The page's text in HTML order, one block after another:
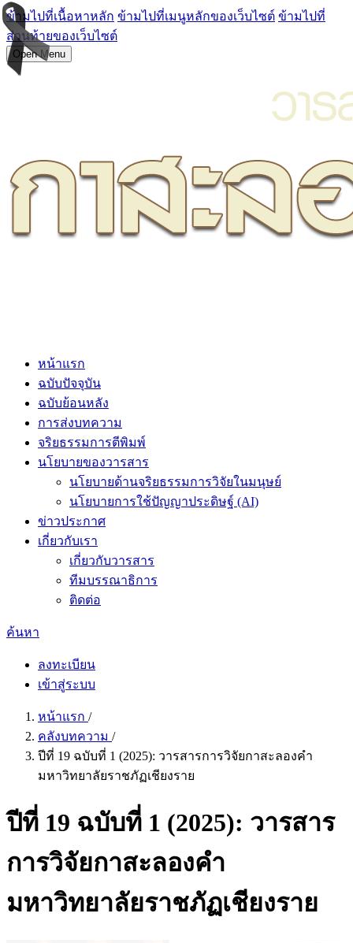
ข้ามไปที่เนื้อหาหลัก ข้ามไปที่เมนูหลักของเว็บไซต์ ข้ามไปที่
ส่วนท้ายของเว็บไซต์
Open Menu
หน้าแรก
ฉบับปัจจุบัน
ฉบับย้อนหลัง
การส่งบทความ
จริยธรรมการตีพิมพ์
นโยบายของวารสาร
นโยบายด้านจริยธรรมการวิจัยในมนุษย์
นโยบายการใช้ปัญญาประดิษฐ์ (AI)
ข่าวประกาศ
เกี่ยวกับเรา
เกี่ยวกับวารสาร
ทีมบรรณาธิการ
ติดต่อ
ค้นหา
ลงทะเบียน
เข้าสู่ระบบ
หน้าแรก /
คลังบทความ /
ปีที่ 19 ฉบับที่ 1 (2025): วารสารการวิจัยกาสะลองคำ
มหาวิทยาลัยราชภัฏเชียงราย
ปีที่ 19 ฉบับที่ 1 (2025): วารสาร
การวิจัยกาสะลองคำ
มหาวิทยาลัยราชภัฏเชียงราย